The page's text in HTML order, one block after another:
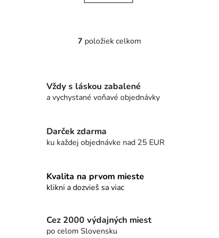
O
d
a
p
k
y
p
i
7 položiek celkom
Vždy s láskou zabalené
a vychystané voňavé objednávky
Darček zdarma
ku každej objednávke nad 25 EUR
Kvalita na prvom mieste
klikni a dozvieš sa viac
Cez 2000 výdajných miest
po celom Slovensku